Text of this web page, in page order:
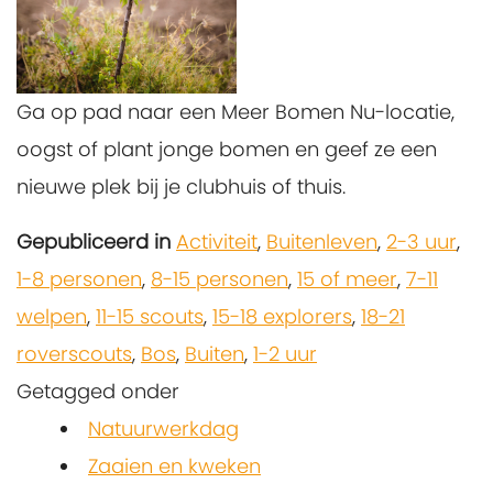
Ga op pad naar een Meer Bomen Nu-locatie,
oogst of plant jonge bomen en geef ze een
nieuwe plek bij je clubhuis of thuis.
Gepubliceerd in Activiteit, Buitenleven, 2-3 uur,
1-8 personen, 8-15 personen, 15 of meer, 7-11
welpen, 11-15 scouts, 15-18 explorers, 18-21
roverscouts, Bos, Buiten, 1-2 uur
Getagged onder
Natuurwerkdag
Zaaien en kweken